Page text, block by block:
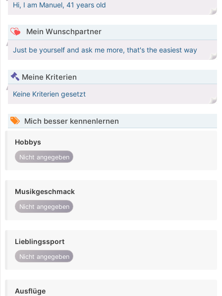
Hi, I am Manuel, 41 years old
Mein Wunschpartner
Just be yourself and ask me more, that's the easiest way
Meine Kriterien
Keine Kriterien gesetzt
Mich besser kennenlernen
Hobbys
Nicht angegeben
Musikgeschmack
Nicht angegeben
Lieblingssport
Nicht angegeben
Ausflüge